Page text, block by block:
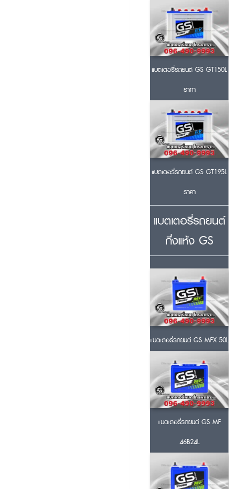
แบตเตอรี่รถยนต์ GS GT150L
ราคา
แบตเตอรี่รถยนต์ GS GT195L
ราคา
แบตเตอรี่รถยนต์
กึ่งแห้ง GS
แบตเตอรี่รถยนต์ GS MFX 50L
แบตเตอรี่รถยนต์ GS MF
46B24L